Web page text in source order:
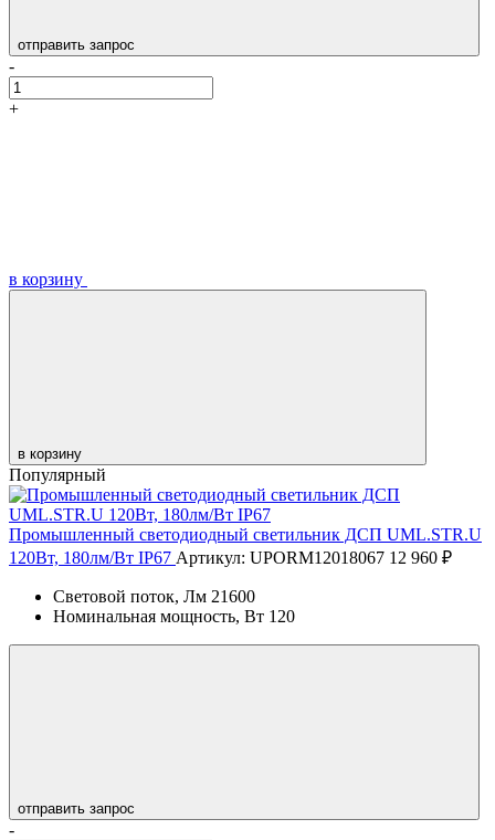
отправить запрос
-
+
в корзину
в корзину
Популярный
Промышленный светодиодный светильник ДСП UML.STR.U
120Вт, 180лм/Вт IP67 Артикул: UPORM12018067 12 960 ₽
Световой поток, Лм 21600
Номинальная мощность, Вт 120
отправить запрос
-